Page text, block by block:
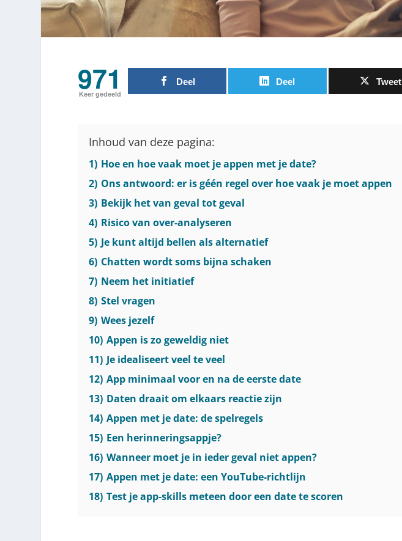
971
Keer gedeeld
Deel Deel Tweet
Inhoud van deze pagina:
1) Hoe en hoe vaak moet je appen met je date?
2) Ons antwoord: er is géén regel over hoe vaak je moet appen
3) Bekijk het van geval tot geval
4) Risico van over-analyseren
5) Je kunt altijd bellen als alternatief
6) Chatten wordt soms bijna schaken
7) Neem het initiatief
8) Stel vragen
9) Wees jezelf
10) Appen is zo geweldig niet
11) Je idealiseert veel te veel
12) App minimaal voor en na de eerste date
13) Daten draait om elkaars reactie zijn
14) Appen met je date: de spelregels
15) Een herinneringsappje?
16) Wanneer moet je in ieder geval niet appen?
17) Appen met je date: een YouTube-richtlijn
18) Test je app-skills meteen door een date te scoren